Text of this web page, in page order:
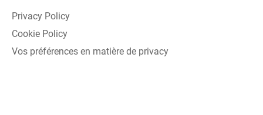
Privacy Policy
Cookie Policy
Vos préférences en matière de privacy